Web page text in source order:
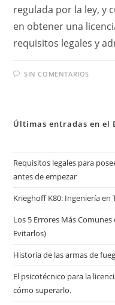
regulada por la ley, y
en obtener una
requisitos legales y
SIN COMENTARIOS
Últimas entradas en el
Requisitos legales para
antes de empezar
Krieghoff K80: Ingeniería en
Los 5 Errores Más
Evitarlos)
Historia de las armas de
El psicotécnico para la
cómo superarlo.